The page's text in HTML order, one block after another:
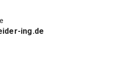
ing.de